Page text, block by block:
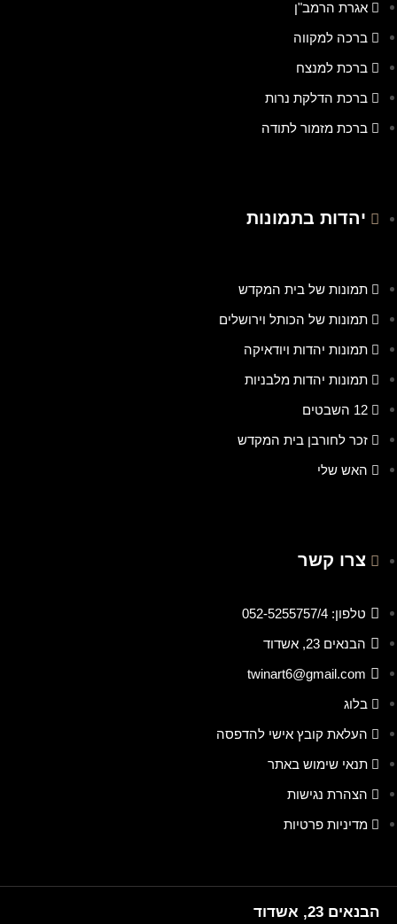
אגרת הרמב"ן
ברכה למקווה
ברכת למנצח
ברכת הדלקת נרות
ברכת מזמור לתודה
יהדות בתמונות
תמונות של בית המקדש
תמונות של הכותל וירושלים
תמונות יהדות ויודאיקה
תמונות יהדות מלבניות
12 השבטים
זכר לחורבן בית המקדש
האש שלי
צרו קשר
טלפון: 052-5255757/4
הבנאים 23, אשדוד
twinart6@gmail.com
בלוג
העלאת קובץ אישי להדפסה
תנאי שימוש באתר
הצהרת נגישות
מדיניות פרטיות
הבנאים 23, אשדוד